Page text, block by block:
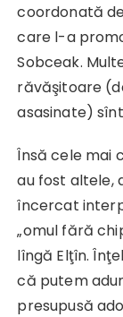
coordonată
care l-a
Sobceak.
răvăşitoare
asasinate)
Însă cele mai
au fost altele,
încercat
„omul fără
lîngă Elţîn.
că putem
presupusă